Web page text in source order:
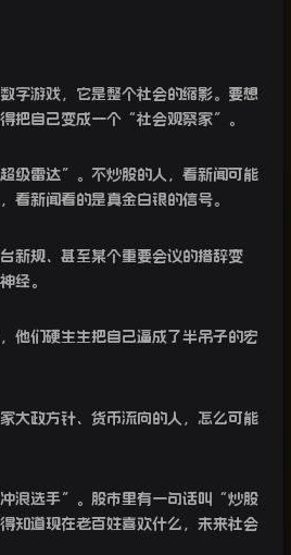
字游戏，它是整个社会的缩影。要想
把自己变成一个“社会观察家”。
级雷达”。不炒股的人，看新闻可能
看新闻看的是真金白银的信号。
新规、甚至某个重要会议的措辞变
经。
他们硬生生把自己逼成了半吊子的宏
大政方针、货币流向的人，怎么可能
浪选手”。股市里有一句话叫“炒股
知道现在老百姓喜欢什么，未来社会